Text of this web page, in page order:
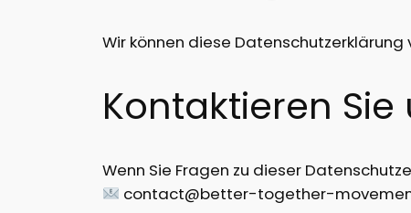
Wir können diese
Kontaktieren Sie
Wenn Sie Fragen zu dieser
contact@better-together-